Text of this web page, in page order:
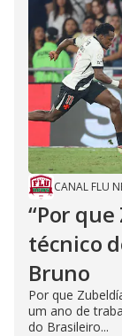
CANAL FLU
“Por
técnico
Bruno
Por que
um ano de
do Brasileiro...